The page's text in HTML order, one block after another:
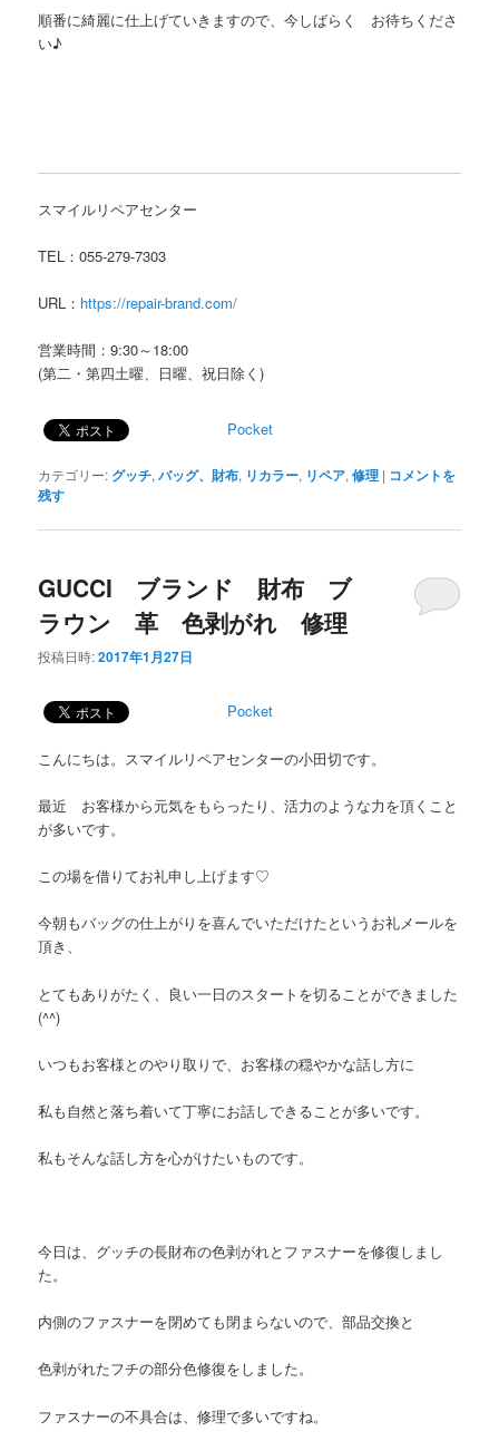
順番に綺麗に仕上げていきますので、今しばらく お待ちくださ
い♪
スマイルリペアセンター
TEL：055-279-7303
URL： https://repair-brand.com/
営業時間：9:30～18:00
(第二・第四土曜、日曜、祝日除く)
Pocket
カテゴリー: グッチ,バッグ、財布, リカラー, リペア,修理 | コメントを
残す
GUCCI ブランド 財布 ブ
ラウン 革 色剥がれ 修理
投稿日時:2017年1月27日
Pocket
こんにちは。スマイルリペアセンターの小田切です。
最近 お客様から元気をもらったり、活力のような力を頂くこと
が多いです。
この場を借りてお礼申し上げます♡
今朝もバッグの仕上がりを喜んでいただけたというお礼メールを
頂き、
とてもありがたく、良い一日のスタートを切ることができました
(^^)
いつもお客様とのやり取りで、お客様の穏やかな話し方に
私も自然と落ち着いて丁寧にお話しできることが多いです。
私もそんな話し方を心がけたいものです。
今日は、グッチの長財布の色剥がれとファスナーを修復しまし
た。
内側のファスナーを閉めても閉まらないので、部品交換と
色剥がれたフチの部分色修復をしました。
ファスナーの不具合は、修理で多いですね。